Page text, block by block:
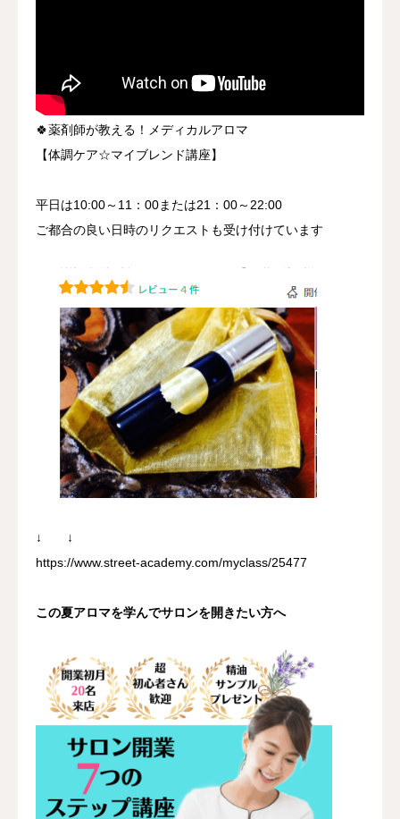
🍀薬剤師が教える！メディカルアロマ
【体調ケア☆マイブレンド講座】
平日は10:00～11：00または21：00～22:00
ご都合の良い日時のリクエストも受け付けています
↓ ↓
https://www.street-academy.com/myclass/25477
この夏アロマを学んでサロンを開きたい方へ